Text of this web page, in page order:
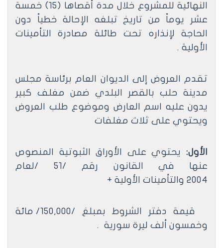
النهائية للمشروع خلال مدة أقصاها (15)
خمسة
عشر يوماً من تاريخ تبلغه الإحالة خطياً دون
الحاجة لإنذاره تحت طائلة مصادرة التأمينات
الأولية .
تقدم العروض إلى الديوان العام برئاسة مجلس
مدينة حلب بالقصر البلدي ضمن مغلف كبير
يدون عليه اسم العارض وموضوع طلب العروض
ويحتوي على ثلاث مغلفات
الأول:
يحتوي على الأوراق الثبوتية المنصوص
عنها في القانون رقم
/
51
/لعام
2004 والتأمينات الأولية +
قيمة دفتر الشروط بمبلغ /150,000/ مائة
وخمسون ألف ليرة سورية .